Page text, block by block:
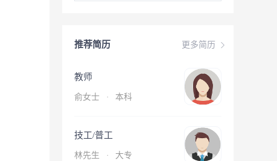
更多简历
推荐简历
教师
俞女士 · 本科
技工/普工
林先生 · 大专